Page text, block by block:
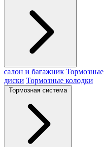
салон и багажник Тормозные
диски Тормозные колодки
Тормозная система